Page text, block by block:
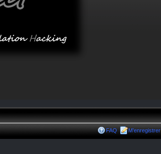
FAQ M’enregistrer